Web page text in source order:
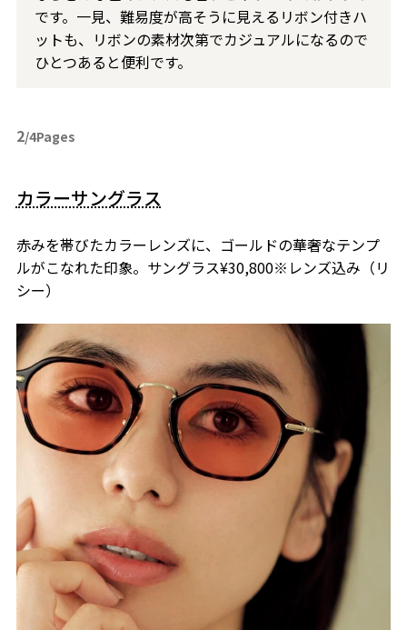
です。一見、難易度が高そうに見えるリボン付きハ
ットも、リボンの素材次第でカジュアルになるので
ひとつあると便利です。
2/4Pages
カラーサングラス
赤みを帯びたカラーレンズに、ゴールドの華奢なテンプ
ルがこなれた印象。サングラス¥30,800※レンズ込み（リ
シー）